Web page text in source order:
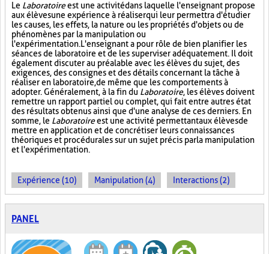
Le Laboratoireest une activité dans laquelle l'enseignant propose
aux élèves une expérience à réaliser qui leur permettra d'étudier
les causes, les effets, la nature ou les propriétés d'objets ou de
phénomènes par la manipulation ou
l'expérimentation. L'enseignant a pour rôle de bien planifier les
séances de laboratoire et de les superviser adéquatement. Il doit
également discuter au préalable avec les élèves du sujet, des
exigences, des consignes et des détails concernant la tâche à
réaliser en laboratoire, de même que les comportements à
adopter. Généralement, à la fin du Laboratoire, les élèves doivent
remettre un rapport partiel ou complet, qui fait entre autres état
des résultats obtenus ainsi que d'une analyse de ces derniers. En
somme, le Laboratoireest une activité permettant aux élèves de
mettre en application et de concrétiser leurs connaissances
théoriques et procédurales sur un sujet précis par la manipulation
et l'expérimentation.
Expérience (10) Manipulation (4) Interactions (2)
PANEL